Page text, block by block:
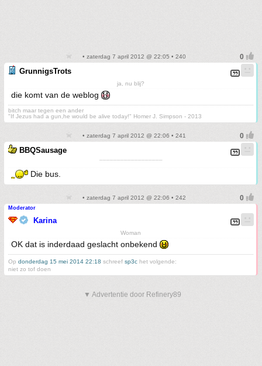
• zaterdag 7 april 2012 @ 22:05 • 240
GrunnigsTrots
ja, nu blij?
die komt van de weblog
bitch maar tegen een ander
"If Jezus had a gun,he would be alive today!" Homer J. Simpson - 2013
• zaterdag 7 april 2012 @ 22:06 • 241
BBQSausage
¯¯¯¯¯¯¯¯¯¯¯¯¯¯¯¯¯¯
Die bus.
• zaterdag 7 april 2012 @ 22:06 • 242
Moderator
Karina
Woman
OK dat is inderdaad geslacht onbekend
Op donderdag 15 mei 2014 22:18 schreef sp3c het volgende:
niet zo tof doen
▼ Advertentie door Refinery89